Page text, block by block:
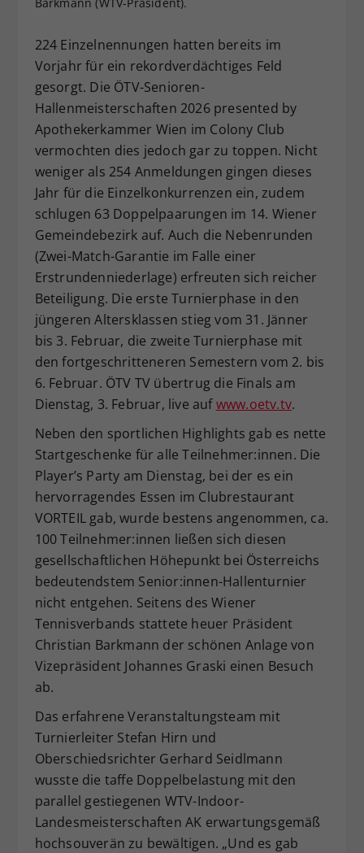
224 Einzelnennungen hatten bereits im
Vorjahr für ein rekordverdächtiges Feld
gesorgt. Die ÖTV-Senioren-
Hallenmeisterschaften 2026 presented by
Apothekerkammer Wien im Colony Club
vermochten dies jedoch gar zu toppen. Nicht
weniger als 254 Anmeldungen gingen dieses
Jahr für die Einzelkonkurrenzen ein, zudem
schlugen 63 Doppelpaarungen im 14. Wiener
Gemeindebezirk auf. Auch die Nebenrunden
(Zwei-Match-Garantie im Falle einer
Erstrundenniederlage) erfreuten sich reicher
Beteiligung. Die erste Turnierphase in den
jüngeren Altersklassen stieg vom 31. Jänner
bis 3. Februar, die zweite Turnierphase mit
den fortgeschritteneren Semestern vom 2. bis
6. Februar. ÖTV TV übertrug die Finals am
Dienstag, 3. Februar, live aufwww.oetv.tv.
Neben den sportlichen Highlights gab es nette
Startgeschenke für alle Teilnehmer:innen. Die
Player’s Party am Dienstag, bei der es ein
hervorragendes Essen im Clubrestaurant
VORTEIL gab, wurde bestens angenommen, ca.
100 Teilnehmer:innen ließen sich diesen
gesellschaftlichen Höhepunkt bei Österreichs
bedeutendstem Senior:innen-Hallenturnier
nicht entgehen. Seitens des Wiener
Tennisverbands stattete heuer Präsident
Christian Barkmann der schönen Anlage von
Vizepräsident Johannes Graski einen Besuch
ab.
Das erfahrene Veranstaltungsteam mit
Turnierleiter Stefan Hirn und
Oberschiedsrichter Gerhard Seidlmann
wusste die taffe Doppelbelastung mit den
parallel gestiegenen WTV-Indoor-
Landesmeisterschaften AK erwartungsgemäß
hochsouverän zu bewältigen. „Und es gab
Zweck
Einstellungen. Unter anderem eine
zufällig generierte ID, für die
historische Speicherung Ihrer
vorgenommen Einstellungen, falls der
Webseiten-Betreiber dies eingestellt
hat.